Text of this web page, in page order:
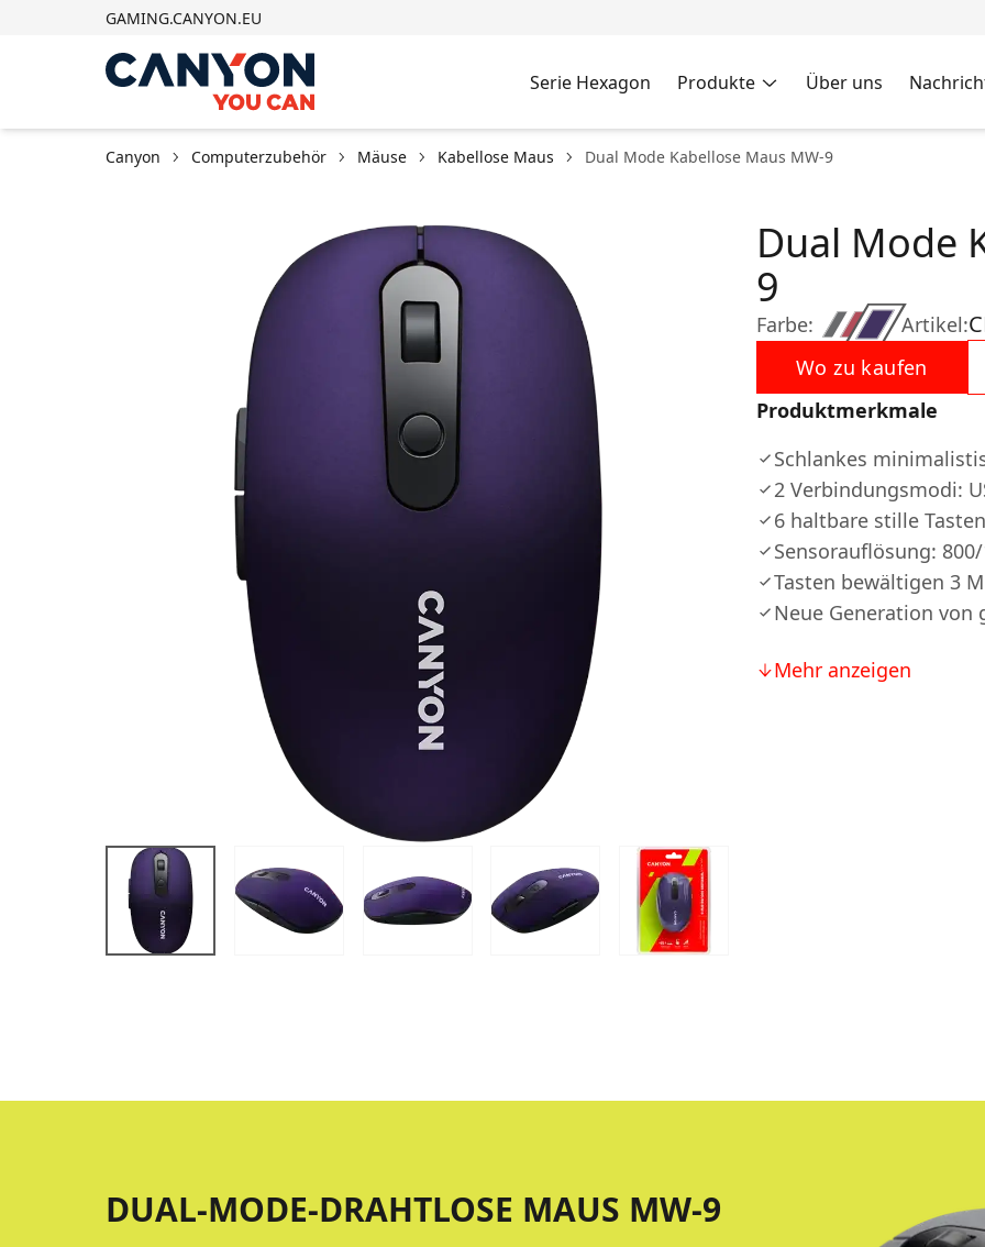
GAMING.CANYON.EU
Serie Hexagon Produkte Über uns
Canyon Computerzubehör Mäuse Kabellose Maus Dual Mode Kabellose Maus MW-9
Farbe:
Dual Mode
9
Artikel:
Wo zu kaufen
Produktmerkmale
Schlankes
2 Verbindungsmodi:
6 haltbare stille Tasten
Sensorauflösung:
Tasten bewältigen 3
Neue Generation
Mehr anzeigen
DUAL-MODE-DRAHTLOSE MAUS MW-9